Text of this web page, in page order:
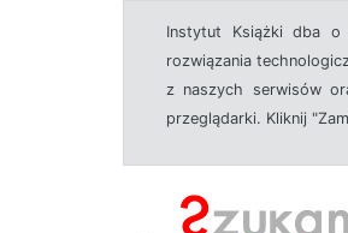
Instytut Książki dba o
rozwiązania
z naszych serwisów
przeglądarki. Kliknij